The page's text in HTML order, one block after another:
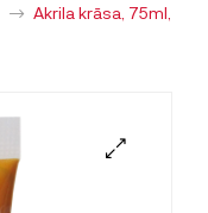
Akrila krāsa, 75ml,